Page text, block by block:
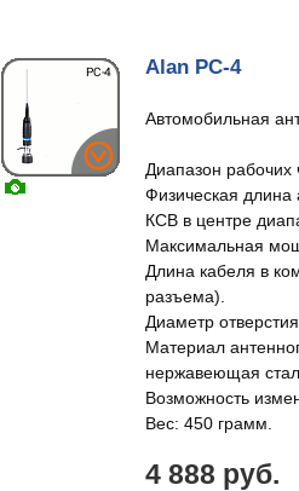
Alan PC-4
Автомобильная
Диапазон рабочих
Физическая длина
КСВ в центре
Максимальная
Длина кабеля в
разъема).
Диаметр
Материал
нержавеющая
Возможность
Вес: 450 грамм.
4 888 руб.